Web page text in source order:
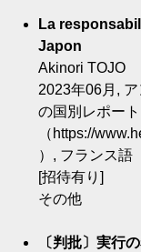
La
Japon
Akinori TOJO
2023年06月,
の国別レポート
（https://
）, フランス語
[招待有り]
その他
〔判批〕実